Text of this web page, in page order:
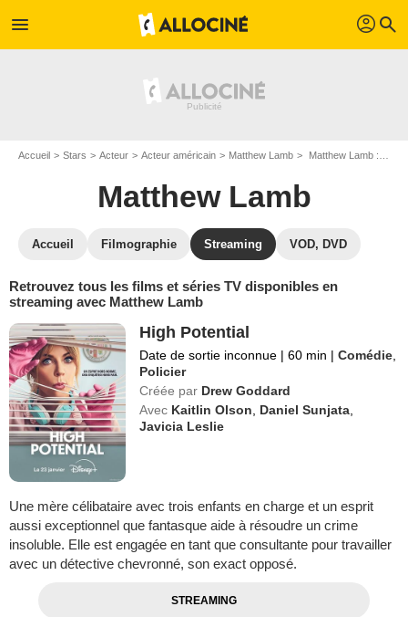
menu profil search
Accueil Stars Acteur Acteur américain Matthew Lamb Matthew Lamb : Films et séries online
Matthew Lamb
Accueil Filmographie Streaming VOD, DVD
Retrouvez tous les films et séries TV disponibles en
streaming avec Matthew Lamb
High Potential
Date de sortie inconnue | 60 min | Comédie
Policier
Créée par Drew Goddard
Avec Kaitlin Olson Daniel Sunjata
Javicia Leslie
Une mère célibataire avec trois enfants en charge et un esprit
aussi exceptionnel que fantasque aide à résoudre un crime
insoluble. Elle est engagée en tant que consultante pour travailler
avec un détective chevronné, son exact opposé.
STREAMING